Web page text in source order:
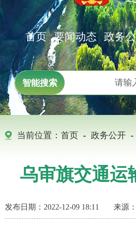
首页 要闻动态 政务
智能搜索
当前位置： 首页 - 政务公开 -
乌审旗交通运
发布日期：2022-12-09 18:11 来源：